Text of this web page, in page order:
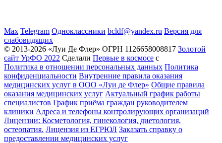
Max Telegram Одноклассники bcldf@yandex.ru Версия для
слабовидящих
© 2013-2026 «Луи Де Флер» ОГРН 1126658008817 Золотой
сайт УрФО 2022 Сделали Первые в космосе с
Политика в отношении персональных данных Политика
конфиденциальности Внутренние правила оказания
медицинских услуг в ООО «Луи де Флер» Общие правила
оказания медицинских услуг Актуальный график работы
специалистов График приёма граждан руководителем
клиники Адреса и телефоны контролирующих организаций
Лицензии: Косметология, гинекология, диетология,
остеопатия. Лицензия из ЕГРЮЛ Заказать справку о
предоставлении медицинских услуг